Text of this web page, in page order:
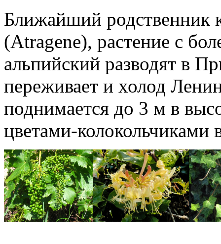
Ближайший родственник
(Atragene), растение с
альпийский разводят в
переживает и холод
поднимается до 3 м в
цветами-колокольчиками